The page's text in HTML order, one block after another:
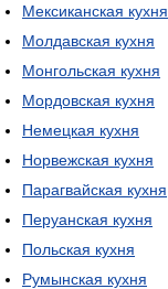
Мексиканская кухня
Молдавская кухня
Монгольская кухня
Мордовская кухня
Немецкая кухня
Норвежская кухня
Парагвайская кухня
Перуанская кухня
Польская кухня
Румынская кухня